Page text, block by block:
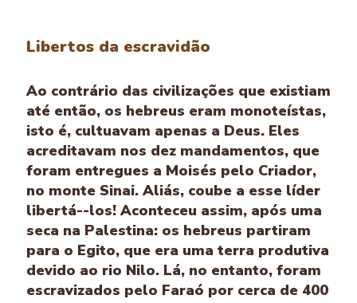
Libertos da escravidão
Ao contrário das civilizações que existiam
até então, os hebreus eram monoteístas,
isto é, cultuavam apenas a Deus. Eles
acreditavam nos dez mandamentos, que
foram entregues a Moisés pelo Criador,
no monte Sinai. Aliás, coube a esse líder
libertá--los! Aconteceu assim, após uma
seca na Palestina: os hebreus partiram
para o Egito, que era uma terra produtiva
devido ao rio Nilo. Lá, no entanto, foram
escravizados pelo Faraó por cerca de 400